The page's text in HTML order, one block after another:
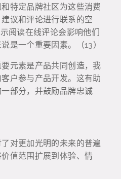
特定品牌社区为这些消费
议和评论进行联系的空
阅读在线评论会影响他们
是一个重要因素。（13）
元素是产品共同创造，我
户参与产品开发。这有助
部分，并鼓励品牌忠诚
对更加光明的未来的普遍
值范围扩展到体验、情